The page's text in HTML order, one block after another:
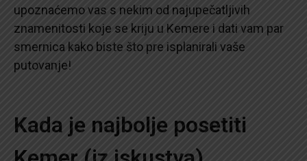
upoznaćemo vas s nekim od najupečatljivih
znamenitosti koje se kriju u Kemere i dati vam par
smernica kako biste što pre isplanirali vaše
putovanje!
Kada je najbolje posetiti